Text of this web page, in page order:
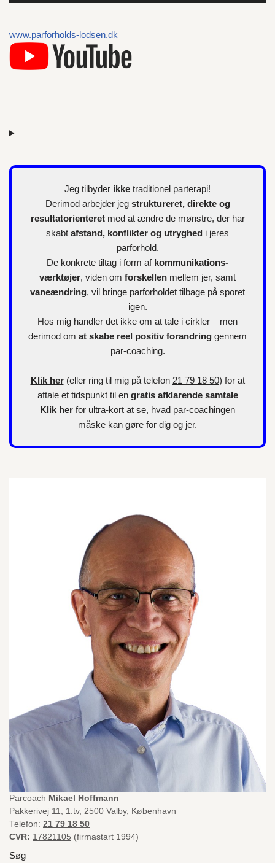
e
www.parforholds-lodsen.dk
Jeg tilbyder ikke traditionel parterapi!
Derimod arbejder jeg struktureret, direkte og
resultatorienteretmed at ændre de mønstre, der har
skabt afstand, konflikter og utryghed i jeres
parforhold.
De konkrete tiltag i form af kommunikations-
værktøjer, viden om forskellen mellem jer, samt
vaneændring, vil bringe parforholdet tilbage på sporet
igen.
Hos mig handler det ikke om at tale i cirkler – men
derimod om at skabe reel positiv forandring gennem
par-coaching.
Klik her(eller ring til mig på telefon 21 79 18 50) for at
aftale et tidspunkt til en gratis afklarende samtale
Klik her for ultra-kort at se, hvad par-coachingen
måske kan gøre for dig og jer.
Parcoach Mikael Hoffmann
Pakkerivej 11, 1.tv, 2500 Valby, København
Telefon: 21 79 18 50
CVR: 17821105 (firmastart 1994)
Søg